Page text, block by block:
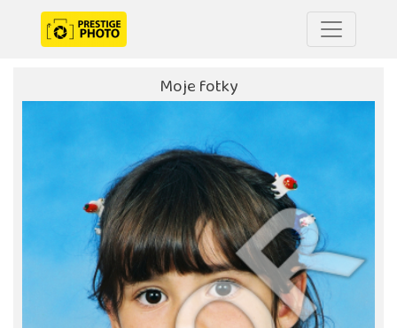
Moje fotky